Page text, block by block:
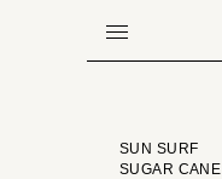
BRAND
SUN SURF
SUGAR CANE